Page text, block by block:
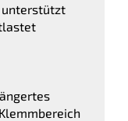
unterstützt